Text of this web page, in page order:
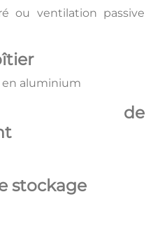
ou ventilation passive
aluminium
de
stockage